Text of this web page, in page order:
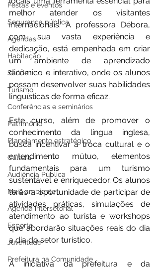
Festas e eventos
Segurança pública
Agendas
Habitação
Saúde
Turismo
Conferências e seminários
Patrimônio
Planejamento estratégico
Cultura
Audiência Pública
Meio ambiente
Agenda intersetorial
Esporte
Juventude
Prefeitura na Comunidade
melhor atender os visitantes
internacionais. A professora Débora,
com sua vasta experiência e
dedicação, está empenhada em criar
um ambiente de aprendizado
dinâmico e interativo, onde os alunos
possam desenvolver suas habilidades
linguísticas de forma eficaz.
Este curso, além de promover o
conhecimento da língua inglesa,
busca incentivar a troca cultural e o
entendimento mútuo, elementos
fundamentais para um turismo
sustentável e enriquecedor. Os alunos
terão a oportunidade de participar de
atividades práticas, simulações de
atendimento ao turista e workshops
que abordarão situações reais do dia
a dia do setor turístico.
A iniciativa da prefeitura e da